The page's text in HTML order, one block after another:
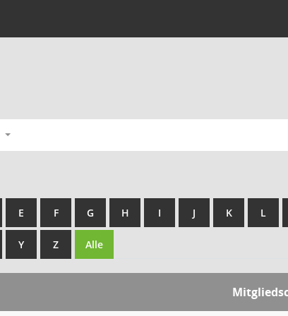
E F G H I J K L
Y Z Alle